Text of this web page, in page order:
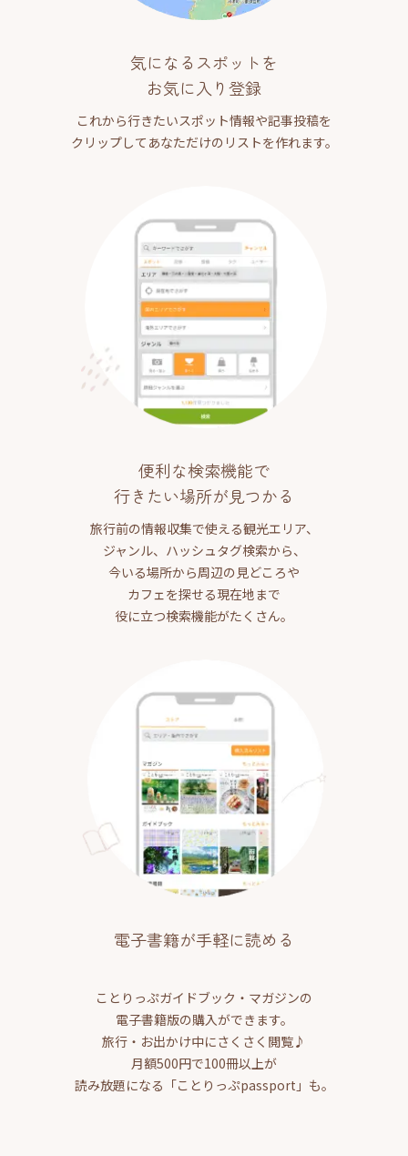
気になるスポットを
お気に入り登録
これから行きたいスポット情報や記事投稿を
クリップしてあなただけのリストを作れます。
便利な検索機能で
行きたい場所が見つかる
旅行前の情報収集で使える観光エリア、
ジャンル、ハッシュタグ検索から、
今いる場所から周辺の見どころや
カフェを探せる現在地まで
役に立つ検索機能がたくさん。
電子書籍が手軽に読める
ことりっぷガイドブック・マガジンの
電子書籍版の購入ができます。
旅行・お出かけ中にさくさく閲覧♪
月額500円で100冊以上が
読み放題になる「ことりっぷpassport」も。